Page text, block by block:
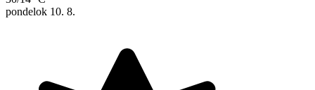
pondelok 10. 8.